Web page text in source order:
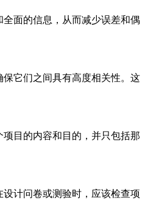
面的信息，从而减少误差和偶
它们之间具有高度相关性。这
目的内容和目的，并只包括那
计问卷或测验时，应该检查项